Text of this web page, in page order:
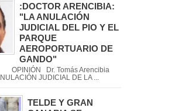
:DOCTOR ARENCIBIA:
"LA ANULACIÓN
JUDICIAL DEL PIO Y EL
PARQUE
AEROPORTUARIO DE
GANDO"
Dr. Tomás Arencibia
JUDICIAL DE LA ...
TELDE Y GRAN